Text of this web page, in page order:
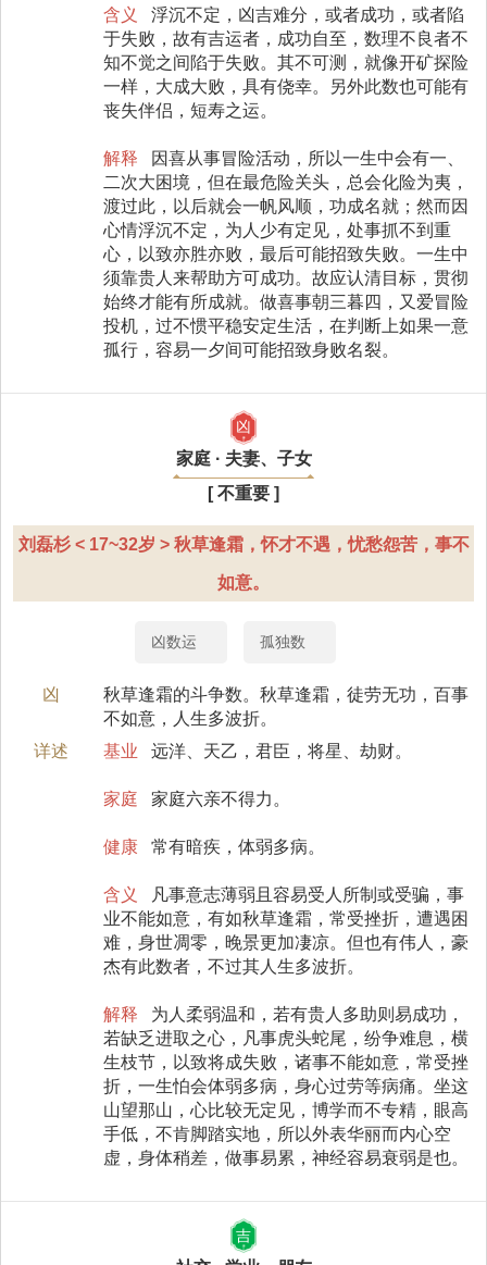
含义
浮沉不定，凶吉难分，或者成功，或者陷
于失败，故有吉运者，成功自至，数理不良者不
知不觉之间陷于失败。其不可测，就像开矿探险
一样，大成大败，具有侥幸。另外此数也可能有
丧失伴侣，短寿之运。
解释
因喜从事冒险活动，所以一生中会有一、
二次大困境，但在最危险关头，总会化险为夷，
渡过此，以后就会一帆风顺，功成名就；然而因
心情浮沉不定，为人少有定见，处事抓不到重
心，以致亦胜亦败，最后可能招致失败。一生中
须靠贵人来帮助方可成功。故应认清目标，贯彻
始终才能有所成就。做喜事朝三暮四，又爱冒险
投机，过不惯平稳安定生活，在判断上如果一意
孤行，容易一夕间可能招致身败名裂。
凶
家庭 · 夫妻、子女
[ 不重要 ]
刘磊杉 < 17~32岁 > 秋草逢霜，怀才不遇，忧愁怨苦，事不
如意。
凶数运 孤独数
凶
秋草逢霜的斗争数。秋草逢霜，徒劳无功，百事
不如意，人生多波折。
详述
基业 远洋、天乙，君臣，将星、劫财。
家庭 家庭六亲不得力。
健康 常有暗疾，体弱多病。
含义
凡事意志薄弱且容易受人所制或受骗，事
业不能如意，有如秋草逢霜，常受挫折，遭遇困
难，身世凋零，晚景更加凄凉。但也有伟人，豪
杰有此数者，不过其人生多波折。
解释
为人柔弱温和，若有贵人多助则易成功，
若缺乏进取之心，凡事虎头蛇尾，纷争难息，横
生枝节，以致将成失败，诸事不能如意，常受挫
折，一生怕会体弱多病，身心过劳等病痛。坐这
山望那山，心比较无定见，博学而不专精，眼高
手低，不肯脚踏实地，所以外表华丽而内心空
虚，身体稍差，做事易累，神经容易衰弱是也。
吉